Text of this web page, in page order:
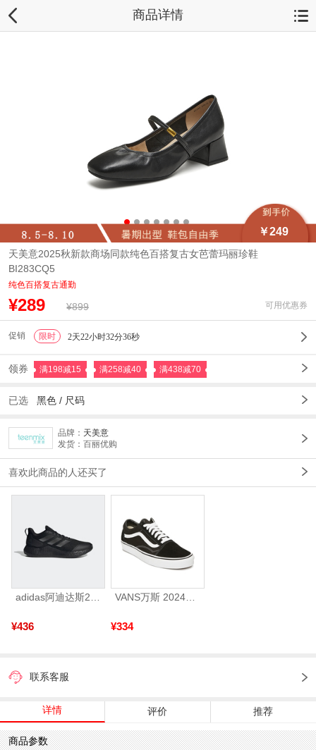
商品详情
￥249
天美意2025秋新款商场同款纯色百搭复古女芭蕾玛丽珍鞋
BI283CQ5
纯色百搭复古通勤
¥289 ¥899 可用优惠券
促销 限时 2天22小时32分35秒
领券 满198减15 满258减40 满438减70
已选 黑色 / 尺码
品牌： 天美意
发货：百丽优购
喜欢此商品的人还买了
adidas阿迪达斯2025中性edge gamedaySPW FTW-跑步GW2499
¥436
VANS万斯 2024年新款中性OldSkool帆布鞋/硫化鞋VN000D3HY28（延续款）
¥334
联系客服
详情 评价 推荐
商品参数